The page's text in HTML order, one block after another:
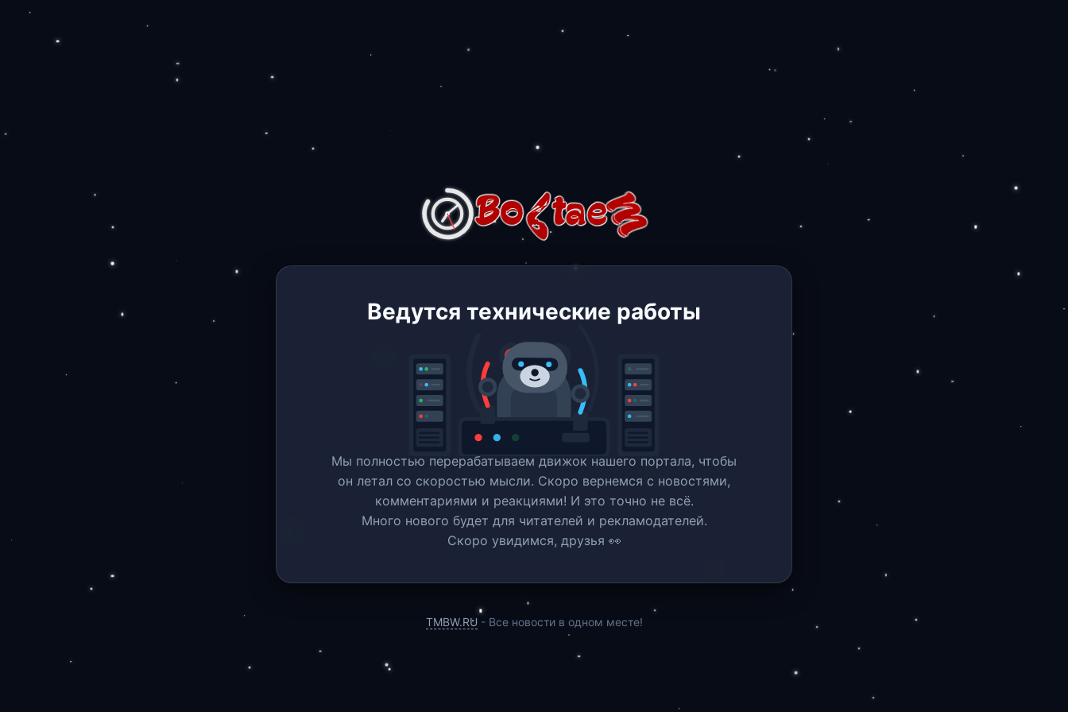
Ведутся технические работы
Мы полностью перерабатываем движок нашего портала, чтобы
он летал со скоростью мысли. Скоро вернемся c новостями,
комментариями и реакциями! И это точно не всё.
Много нового будет для читателей и рекламодателей.
Скоро увидимся, друзья 👀
TMBW.RU - Все новости в одном месте!